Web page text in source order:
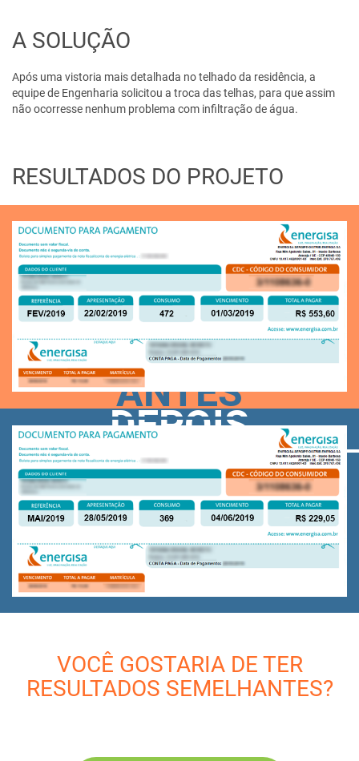
A SOLUÇÃO
Após uma vistoria mais detalhada no telhado da residência, a
equipe de Engenharia solicitou a troca das telhas, para que assim
não ocorresse nenhum problema com infiltração de água.
RESULTADOS DO PROJETO
ANTES
DEPOIS
VOCÊ GOSTARIA DE TER
RESULTADOS SEMELHANTES?